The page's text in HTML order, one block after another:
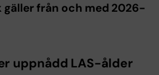
från och med 2026-
uppnådd LAS-ålder